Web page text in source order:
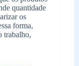
quantidade
os
forma,
trabalho,